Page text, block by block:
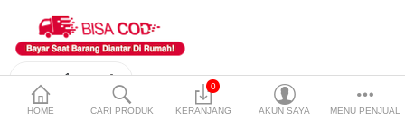
Sparepart
Tas Pria
Tas Wanita
Compare (0)
HOME CARI PRODUK
0
KERANJANG AKUN SAYA MENU PENJUAL